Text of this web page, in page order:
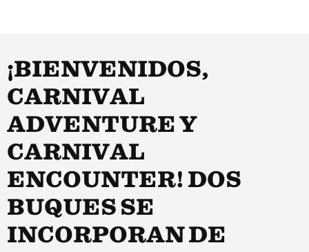
¡BIENVENIDOS,
CARNIVAL
ADVENTURE Y
CARNIVAL
ENCOUNTER! DOS
BUQUES SE
INCORPORAN DE